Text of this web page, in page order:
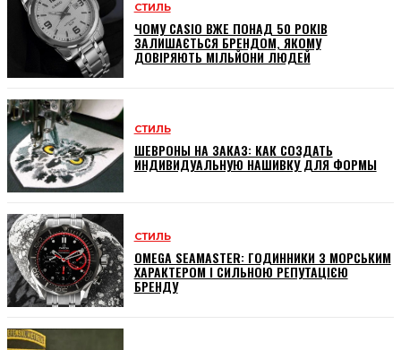
СТИЛЬ
ЧОМУ CASIO ВЖЕ ПОНАД 50 РОКІВ
ЗАЛИШАЄТЬСЯ БРЕНДОМ, ЯКОМУ
ДОВІРЯЮТЬ МІЛЬЙОНИ ЛЮДЕЙ
СТИЛЬ
ШЕВРОНЫ НА ЗАКАЗ: КАК СОЗДАТЬ
ИНДИВИДУАЛЬНУЮ НАШИВКУ ДЛЯ ФОРМЫ
СТИЛЬ
OMEGA SEAMASTER: ГОДИННИКИ З МОРСЬКИМ
ХАРАКТЕРОМ І СИЛЬНОЮ РЕПУТАЦІЄЮ
БРЕНДУ